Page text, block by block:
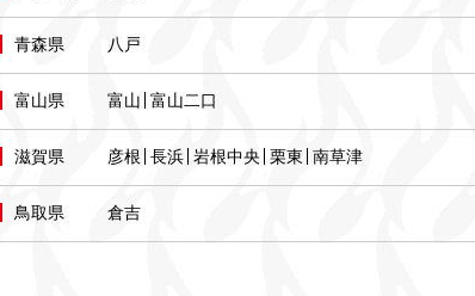
青森県 八戸
富山県 富山 富山二口
滋賀県 彦根 長浜 岩根中央 栗東 南草津
鳥取県 倉吉